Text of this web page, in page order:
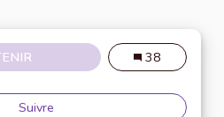
LA CCE À TRAVERS LES
38
Suivre La CCE à travers les yeux